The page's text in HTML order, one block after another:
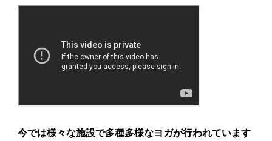
今では様々な施設で多種多様なヨガが行われています